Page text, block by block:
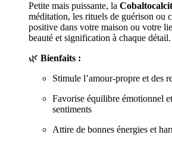
Petite mais puissante, la
méditation, les rituels de guérison ou
positive dans votre maison ou votre
beauté et signification à chaque détail.
🌿 Bienfaits :
Stimule l’amour-propre et des
Favorise équilibre émotionnel
sentiments
Attire de bonnes énergies et